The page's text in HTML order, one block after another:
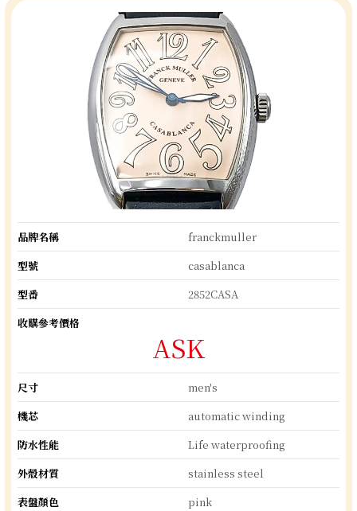
品牌名稱
franckmuller
型號
casablanca
型番
2852CASA
收購參考價格
ASK
尺寸
men's
機芯
automatic winding
防水性能
Life waterproofing
外殼材質
stainless steel
表盤顏色
pink